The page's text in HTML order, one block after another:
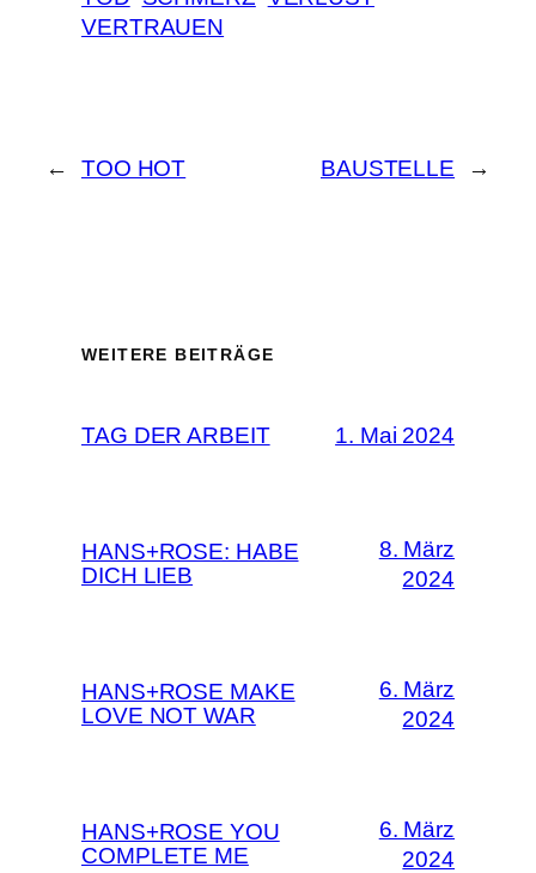
VERTRAUEN
← TOO HOT BAUSTELLE →
WEITERE BEITRÄGE
TAG DER ARBEIT 1. Mai 2024
HANS+ROSE: HABE
DICH LIEB
8. März
2024
HANS+ROSE MAKE
LOVE NOT WAR
6. März
2024
HANS+ROSE YOU
COMPLETE ME
6. März
2024